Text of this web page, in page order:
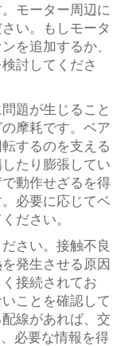
モーター周辺に
い。もしモータ
を追加するか、
討してくださ
題が生じること
摩耗です。ベア
するのを支える
たり膨張してい
動作せざるを得
必要に応じてベ
ださい。
さい。接触不良
発生させる原因
接続されてお
ことを確認して
線があれば、交
必要な情報を得